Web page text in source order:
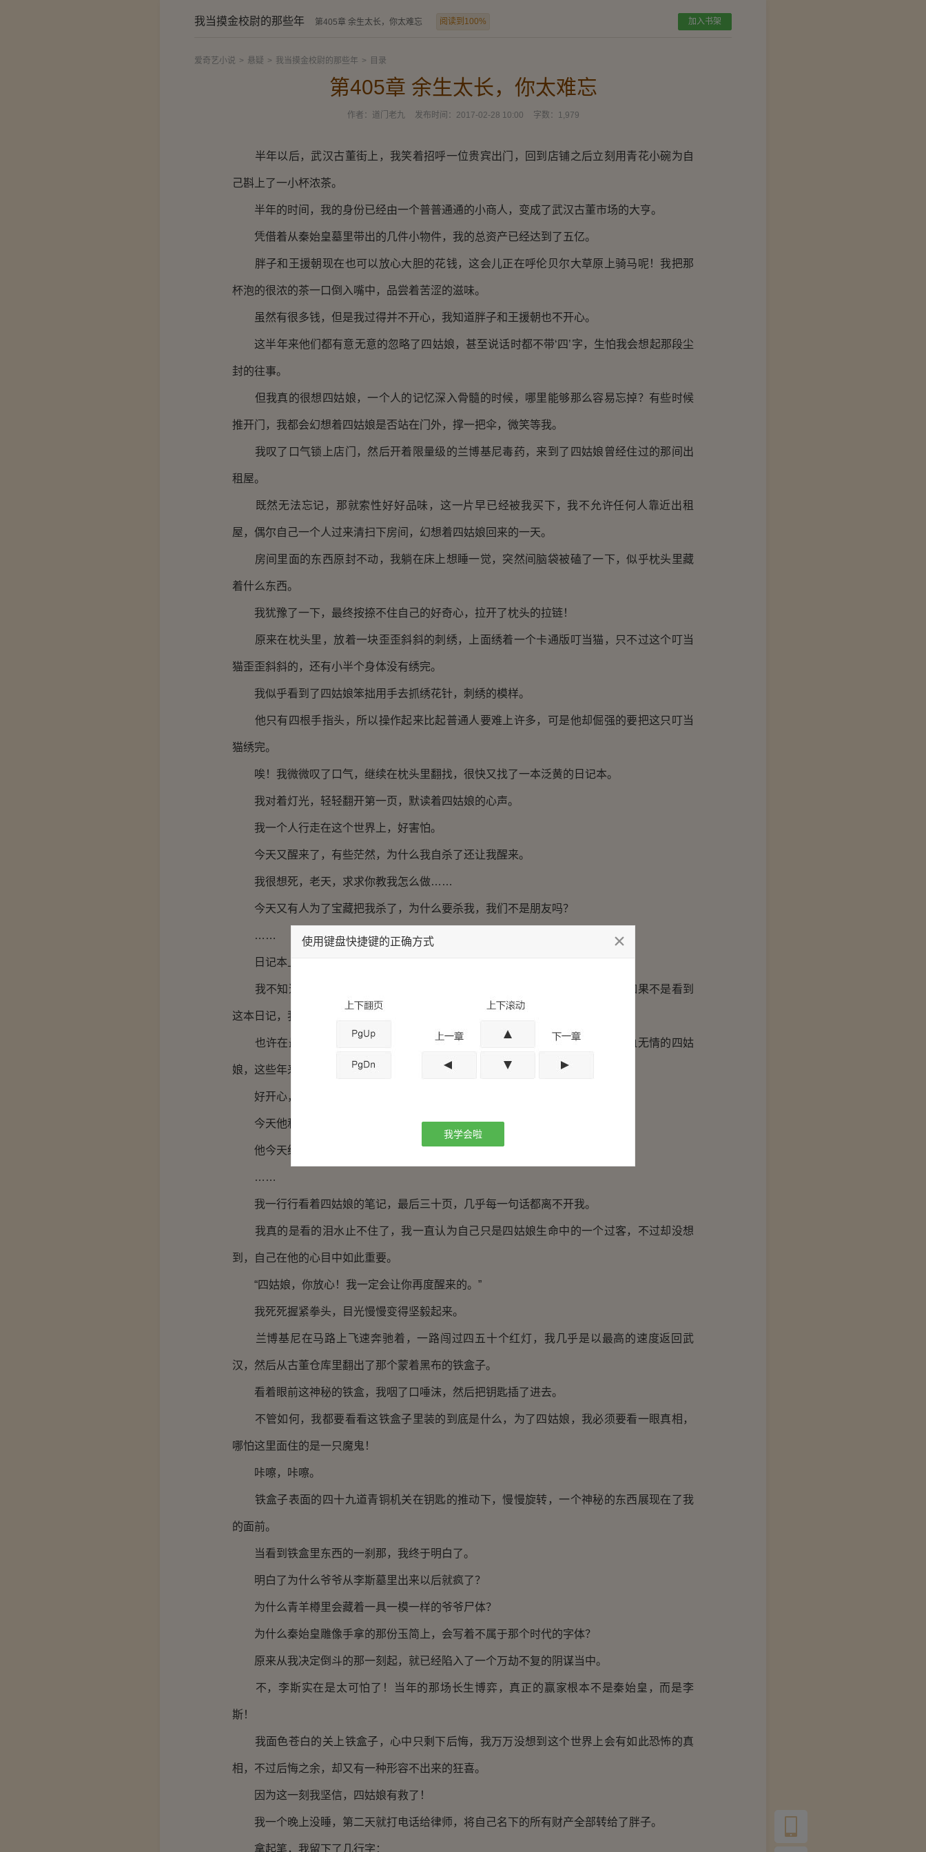
我当摸金校尉的那些年 第405章 余生太长，你太难忘 阅读到100% 加入书架
爱奇艺小说 > 悬疑 > 我当摸金校尉的那些年 > 目录
第405章 余生太长，你太难忘
作者： 道门老九 发布时间： 2017-02-28 10:00 字数： 1,979
半年以后，武汉古董街上，我笑着招呼一位贵宾出门，回到店铺之后立刻用青花小碗为自
己斟上了一小杯浓茶。
半年的时间，我的身份已经由一个普普通通的小商人，变成了武汉古董市场的大亨。
凭借着从秦始皇墓里带出的几件小物件，我的总资产已经达到了五亿。
胖子和王援朝现在也可以放心大胆的花钱，这会儿正在呼伦贝尔大草原上骑马呢！我把那
杯泡的很浓的茶一口倒入嘴中，品尝着苦涩的滋味。
虽然有很多钱，但是我过得并不开心，我知道胖子和王援朝也不开心。
这半年来他们都有意无意的忽略了四姑娘，甚至说话时都不带‘四’字，生怕我会想起那段尘
封的往事。
但我真的很想四姑娘，一个人的记忆深入骨髓的时候，哪里能够那么容易忘掉？有些时候
推开门，我都会幻想着四姑娘是否站在门外，撑一把伞，微笑等我。
我叹了口气锁上店门，然后开着限量级的兰博基尼毒药，来到了四姑娘曾经住过的那间出
租屋。
既然无法忘记，那就索性好好品味，这一片早已经被我买下，我不允许任何人靠近出租
屋，偶尔自己一个人过来清扫下房间，幻想着四姑娘回来的一天。
房间里面的东西原封不动，我躺在床上想睡一觉，突然间脑袋被磕了一下，似乎枕头里藏
着什么东西。
我犹豫了一下，最终按捺不住自己的好奇心，拉开了枕头的拉链！
原来在枕头里，放着一块歪歪斜斜的刺绣，上面绣着一个卡通版叮当猫，只不过这个叮当
猫歪歪斜斜的，还有小半个身体没有绣完。
我似乎看到了四姑娘笨拙用手去抓绣花针，刺绣的模样。
他只有四根手指头，所以操作起来比起普通人要难上许多，可是他却倔强的要把这只叮当
猫绣完。
唉！我微微叹了口气，继续在枕头里翻找，很快又找了一本泛黄的日记本。
我对着灯光，轻轻翻开第一页，默读着四姑娘的心声。
我一个人行走在这个世界上，好害怕。
今天又醒来了，有些茫然，为什么我自杀了还让我醒来。
我很想死，老天，求求你教我怎么做……
今天又有人为了宝藏把我杀了，为什么要杀我，我们不是朋友吗？
……
日记本上洒满了滴滴泪痕，我似乎能看到四姑娘一边写字一边流泪的模样。
我不知道为什么，突然之间看得泪流满面，四姑娘的日记本里充斥着绝望。如果不是看到
这本日记，我真的没办法想这个性格冷漠的四姑娘内心深处居然如此脆弱！
也许在最开始的时候，他也如孩子一般天真过，只不过那些人逼着他成了冷血无情的四姑
娘，这些年来从来没有一个人真心待他，哪怕是他豁出性命保护的人。
好开心，又认识了一个朋友，他似乎很傻。
今天他和我决裂了，我很难受，为什么他不相信我？
他今天给我买了大白兔奶糖，我好开心。
……
我一行行看着四姑娘的笔记，最后三十页，几乎每一句话都离不开我。
我真的是看的泪水止不住了，我一直认为自己只是四姑娘生命中的一个过客，不过却没想
到，自己在他的心目中如此重要。
“四姑娘，你放心！我一定会让你再度醒来的。”
我死死握紧拳头，目光慢慢变得坚毅起来。
兰博基尼在马路上飞速奔驰着，一路闯过四五十个红灯，我几乎是以最高的速度返回武
汉，然后从古董仓库里翻出了那个蒙着黑布的铁盒子。
看着眼前这神秘的铁盒，我咽了口唾沫，然后把钥匙插了进去。
不管如何，我都要看看这铁盒子里装的到底是什么，为了四姑娘，我必须要看一眼真相，
哪怕这里面住的是一只魔鬼！
咔嚓，咔嚓。
铁盒子表面的四十九道青铜机关在钥匙的推动下，慢慢旋转，一个神秘的东西展现在了我
的面前。
当看到铁盒里东西的一刹那，我终于明白了。
明白了为什么爷爷从李斯墓里出来以后就疯了？
为什么青羊樽里会藏着一具一模一样的爷爷尸体？
为什么秦始皇雕像手拿的那份玉简上，会写着不属于那个时代的字体？
原来从我决定倒斗的那一刻起，就已经陷入了一个万劫不复的阴谋当中。
不，李斯实在是太可怕了！当年的那场长生博弈，真正的赢家根本不是秦始皇，而是李
斯！
我面色苍白的关上铁盒子，心中只剩下后悔，我万万没想到这个世界上会有如此恐怖的真
相，不过后悔之余，却又有一种形容不出来的狂喜。
因为这一刻我坚信，四姑娘有救了！
我一个晚上没睡，第二天就打电话给律师，将自己名下的所有财产全部转给了胖子。
拿起笔，我留下了几行字：
使用键盘快捷键的正确方式
我学会啦